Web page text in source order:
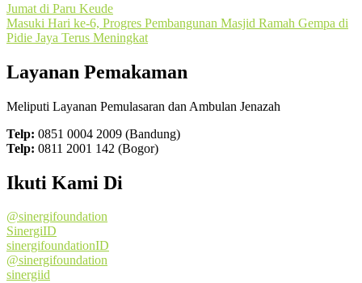
Jumat di Paru Keude
Masuki Hari ke-6, Progres Pembangunan Masjid Ramah Gempa di
Pidie Jaya Terus Meningkat
Layanan Pemakaman
Meliputi Layanan Pemulasaran dan Ambulan Jenazah
Telp: 0851 0004 2009 (Bandung)
Telp: 0811 2001 142 (Bogor)
Ikuti Kami Di
@sinergifoundation
SinergiID
sinergifoundationID
@sinergifoundation
sinergiid